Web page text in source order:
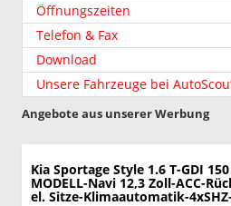
Öffnungszeiten
Telefon & Fax
Download
Unsere Fahrzeuge bei
Angebote aus unserer Werbung
Kia Sportage Style 1.6 T-GDI 150
MODELL-Navi 12,3 Zoll-ACC-
el. Sitze-Klimaautomatik-